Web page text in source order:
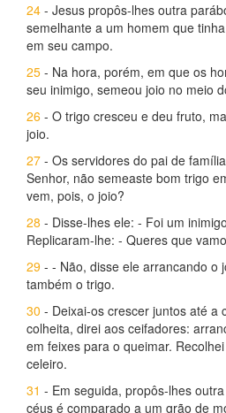
24 - Jesus propôs-lhes outra
semelhante a um homem que
em seu campo.
25 - Na hora, porém, em que os
seu inimigo, semeou joio no meio
26 - O trigo cresceu e deu fruto,
joio.
27 - Os servidores do pai de
Senhor, não semeaste bom trigo
vem, pois, o joio?
28 - Disse-lhes ele: - Foi um
Replicaram-lhe: - Queres que
29 - - Não, disse ele arrancando o
também o trigo.
30 - Deixai-os crescer juntos até a
colheita, direi aos ceifadores:
em feixes para o queimar.
celeiro.
31 - Em seguida, propôs-lhes
céus é comparado a um grão de